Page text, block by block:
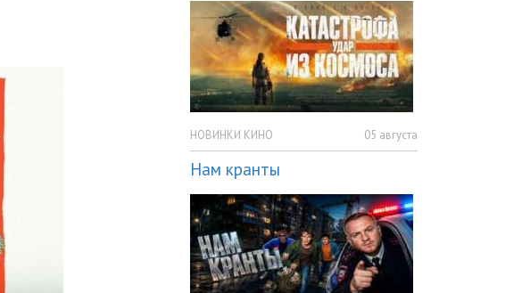
НОВИНКИ КИНО 05 августа
Нам кранты